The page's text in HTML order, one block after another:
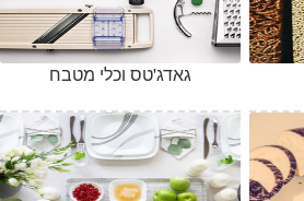
גאדג'טס וכלי מטבח